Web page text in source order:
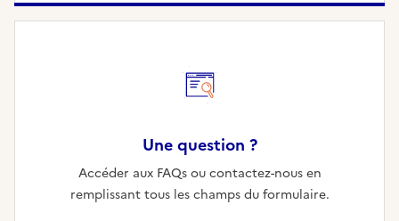
Une question ?
Accéder aux FAQs ou contactez-nous en
remplissant tous les champs du formulaire.